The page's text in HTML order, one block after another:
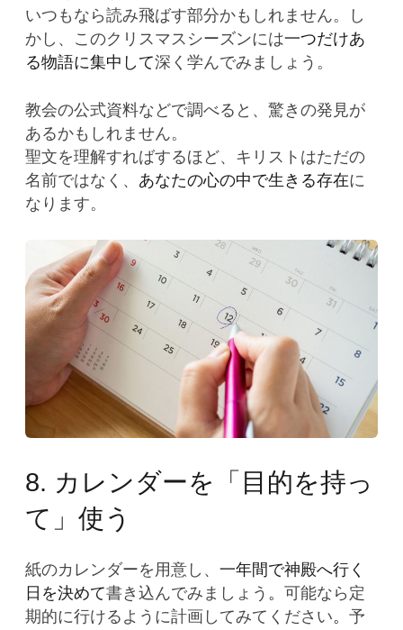
いつもなら読み飛ばす部分かもしれません。し
かし、このクリスマスシーズンには一つだけあ
る物語に集中して深く学んでみましょう。
教会の公式資料などで調べると、驚きの発見が
あるかもしれません。
聖文を理解すればするほど、キリストはただの
名前ではなく、 あなたの心の中で生きる存在に
なります。
8. カレンダーを「目的を持っ
て」使う
紙のカレンダーを用意し、 一年間で神殿へ行く
日を決めて書き込んでみましょう 。 可能なら定
期的に行けるように計画してみてください。 予